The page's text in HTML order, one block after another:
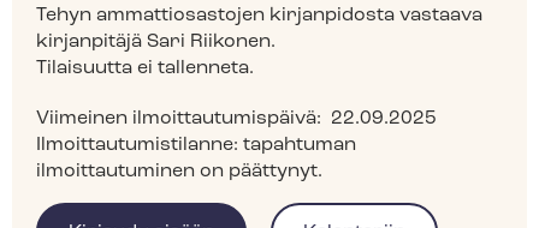
Tehyn ammattiosastojen kirjanpidosta vastaava
kirjanpitäjä Sari Riikonen.
Tilaisuutta ei tallenneta.
Viimeinen ilmoittautumispäivä: 22.09.2025
Ilmoittautumistilanne: tapahtuman
ilmoittautuminen on päättynyt.